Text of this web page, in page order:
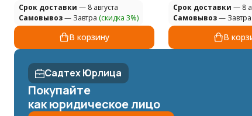
Cрок доставки — 8 августа
Самовывоз— Завтра (скидка 3%)
В корзину
Cрок доставки — 8
Самовывоз— Завтра
В
Садтех Юрлица
Покупайте
как юридическое лицо